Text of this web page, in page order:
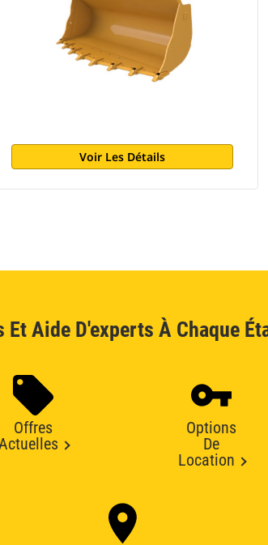
Voir Les Détails
Et Aide D'experts À Chaque
Offres
Options
De
Location